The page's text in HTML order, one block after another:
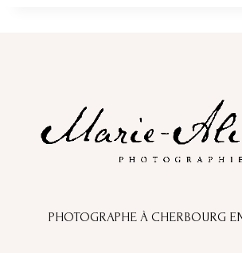
PHOTOGRAPHE À CHERBOURG